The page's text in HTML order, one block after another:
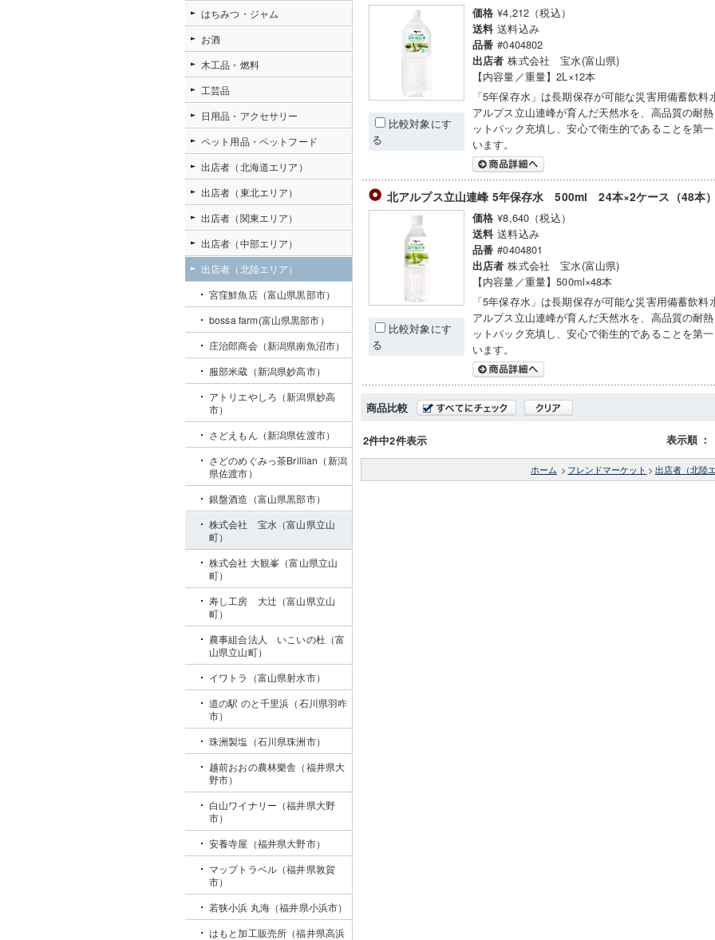
比較対象にす
る
価格 ¥4,212（税込）
送料 送料込み
品番 #0404802
出店者 株式会社 宝水(富山県)
【内容量／重量】2L×12本
「5年保存水」は長期保存が可能な災害用備蓄飲料
アルプス立山連峰が育んだ天然水を、高品質の耐
ットパック充填し、安心で衛生的であることを第
います。
北アルプス立山連峰 5年保存水 500ml 24本×2ケース（48本
比較対象にす
る
価格 ¥8,640（税込）
送料 送料込み
品番 #0404801
出店者 株式会社 宝水(富山県)
【内容量／重量】500ml×48本
「5年保存水」は長期保存が可能な災害用備蓄飲料
アルプス立山連峰が育んだ天然水を、高品質の耐
ットパック充填し、安心で衛生的であることを第
います。
商品比較
2件中2件表示 表示順 ：
ホーム > フレンドマーケット > 出店者（北陸
はちみつ・ジャム
お酒
木工品・燃料
工芸品
日用品・アクセサリー
ペット用品・ペットフード
出店者（北海道エリア）
出店者（東北エリア）
出店者（関東エリア）
出店者（中部エリア）
出店者（北陸エリア）
宮窪鮮魚店（富山県黒部市）
bossa farm(富山県黒部市）
庄治郎商会（新潟県南魚沼市）
服部米蔵（新潟県妙高市）
アトリエやしろ（新潟県妙高
市）
さどえもん（新潟県佐渡市）
さどのめぐみっ茶Brillian（新潟
県佐渡市）
銀盤酒造（富山県黒部市）
株式会社 宝水（富山県立山
町）
株式会社 大観峯（富山県立山
町）
寿し工房 大辻（富山県立山
町）
農事組合法人 いこいの杜（富
山県立山町）
イワトラ（富山県射水市）
道の駅 のと千里浜（石川県羽咋
市）
珠洲製塩（石川県珠洲市）
越前おおの農林樂舎（福井県大
野市）
白山ワイナリー（福井県大野
市）
安養寺屋（福井県大野市）
マップトラベル（福井県敦賀
市）
若狭小浜 丸海（福井県小浜市）
はもと加工販売所（福井県高浜